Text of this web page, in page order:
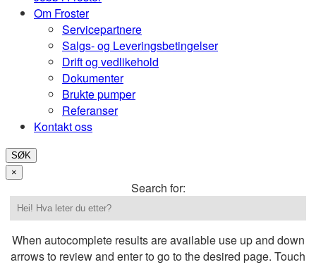
Om Froster
Servicepartnere
Salgs- og Leveringsbetingelser
Drift og vedlikehold
Dokumenter
Brukte pumper
Referanser
Kontakt oss
SØK
×
Search for:
When autocomplete results are available use up and down
arrows to review and enter to go to the desired page. Touch